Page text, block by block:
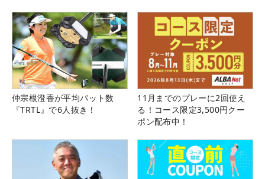
仲宗根澄香が平均パット数
『TRTL』で6人抜き！
11月までのプレーに2回使え
る！コース限定3,500円クー
ポン配布中！